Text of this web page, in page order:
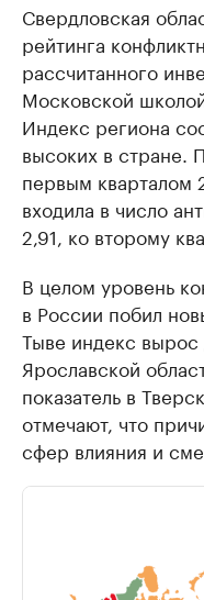
Свердловская
рейтинга
рассчитанного
Московской
Индекс региона
высоких в стране.
первым кварталом
входила в число
2,91, ко второму
В целом уровень
в России побил
Тыве индекс
Ярославской
показатель в
отмечают, что
сфер влияния и